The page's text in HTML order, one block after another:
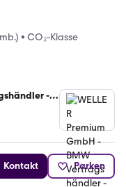
• CO₂-Klasse
-
Kontakt Parken